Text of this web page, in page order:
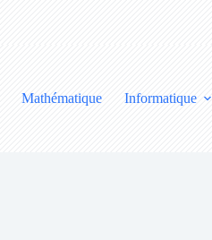
Mathématique Informatique